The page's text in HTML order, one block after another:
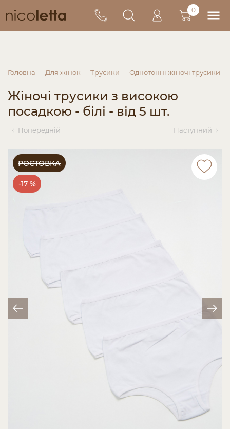
0
Головна Для жінок Трусики Однотонні жіночі трусики
Жіночі трусики з високою
посадкою - білі - від 5 шт.
Попередній Наступний
РОСТОВКА
-17 %